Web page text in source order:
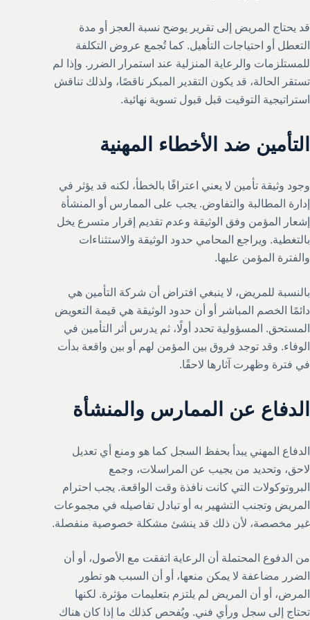
قد يحتاج المريض إلى تقرير يوضح نسبة العجز أو مدة
التعطل أو احتياجات التأهيل. كما تُجمع عروض التكلفة
للمستلزمات والرعاية المنزلية عند استمرار الضرر. وإذا لم
تستقر الحالة، قد يكون التقدير المبكر ناقصًا، ولذلك تناقش
استراتيجية التوقيت قبل قبول تسوية نهائية.
التأمين ضد الأخطاء المهنية
وجود وثيقة تأمين لا يعني اعترافًا بالخطأ، لكنه قد يؤثر في
إدارة المطالبة والتفاوض. يجب على الممارس أو المنشأة
إشعار المؤمن وفق الوثيقة وعدم تقديم إقرار متسرع يخل
بالتغطية. ويراجع المحامي حدود الوثيقة والاستثناءات
والفترة المؤمن عليها.
بالنسبة للمريض، لا ينبغي افتراض أن شركة التأمين هي
دائمًا الخصم المباشر أو أن حدود الوثيقة هي قيمة التعويض
المستحق. المسؤولية تحدد أولًا، ثم يدرس أثر التأمين في
الوفاء. وقد توجد فروق بين المؤمن لهم أو بين واقعة بدأت
في فترة وظهرت آثارها لاحقًا.
الدفاع عن الممارس والمنشأة
الدفاع المهني يبدأ بحفظ السجل كما هو ومنع أي تعديل
لاحق، وتحديد من يجيب عن المراسلات، وجمع
البروتوكولات التي كانت نافذة وقت الواقعة. يجب احترام
المريض وتجنب التشهير به أو تبادل تفاصيله في مجموعات
غير مخصصة، لأن ذلك قد ينشئ مشكلة خصوصية منفصلة.
من الدفوع المحتملة أن الرعاية اتفقت مع الأصول، أو أن
الضرر مضاعفة لا يمكن منعها، أو أن السبب هو تطور
المرض، أو أن المريض لم يلتزم بتعليمات مؤثرة. لكنها
تحتاج إلى سجل ورأي فني. ويُفحص كذلك ما إذا كان هناك